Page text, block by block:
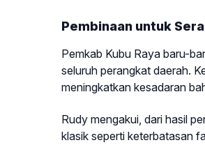
Pembinaan untuk
Pemkab Kubu Raya baru-
seluruh perangkat daerah.
meningkatkan kesadaran
Rudy mengakui, dari hasil
klasik seperti keterbatasan